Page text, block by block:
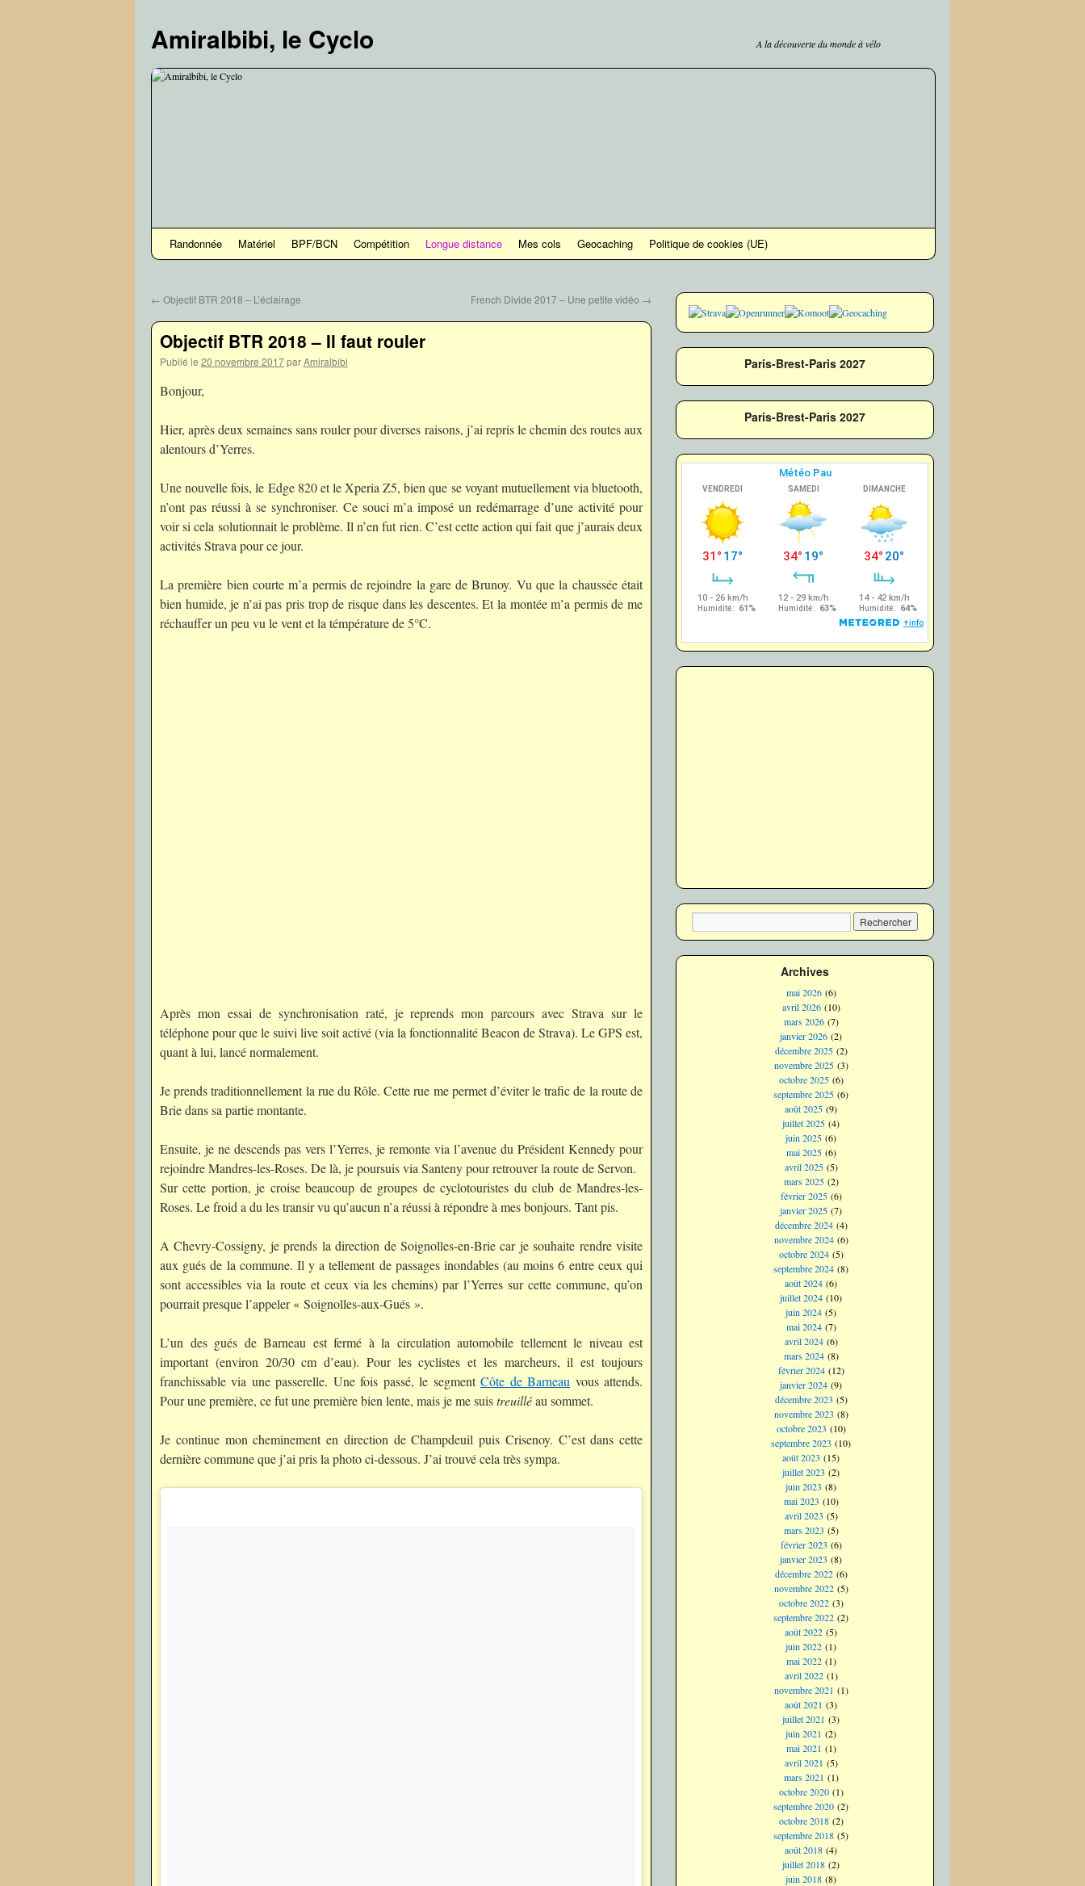
contenu
Amiralbibi, le Cyclo A la découverte du monde à vélo
Randonnée Matériel BPF/BCN Compétition Longue distance Mes cols Geocaching Politique de cookies (UE)
← Objectif BTR 2018 – L’éclairage French Divide 2017 – Une petite vidéo →
Objectif BTR 2018 – Il faut rouler
Publié le 20 novembre 2017parAmiralbibi
Bonjour,
Hier, après deux semaines sans rouler pour diverses raisons, j’ai repris le chemin des routes aux
alentours d’Yerres.
Une nouvelle fois, le Edge 820 et le Xperia Z5, bien que se voyant mutuellement via bluetooth,
n’ont pas réussi à se synchroniser. Ce souci m’a imposé un redémarrage d’une activité pour
voir si cela solutionnait le problème. Il n’en fut rien. C’est cette action qui fait que j’aurais deux
activités Strava pour ce jour.
La première bien courte m’a permis de rejoindre la gare de Brunoy. Vu que la chaussée était
bien humide, je n’ai pas pris trop de risque dans les descentes. Et la montée m’a permis de me
réchauffer un peu vu le vent et la témpérature de 5°C.
Après mon essai de synchronisation raté, je reprends mon parcours avec Strava sur le
téléphone pour que le suivi live soit activé (via la fonctionnalité Beacon de Strava). Le GPS est,
quant à lui, lancé normalement.
Je prends traditionnellement la rue du Rôle. Cette rue me permet d’éviter le trafic de la route de
Brie dans sa partie montante.
Ensuite, je ne descends pas vers l’Yerres, je remonte via l’avenue du Président Kennedy pour
rejoindre Mandres-les-Roses. De là, je poursuis via Santeny pour retrouver la route de Servon.
Sur cette portion, je croise beaucoup de groupes de cyclotouristes du club de Mandres-les-
Roses. Le froid a du les transir vu qu’aucun n’a réussi à répondre à mes bonjours. Tant pis.
A Chevry-Cossigny, je prends la direction de Soignolles-en-Brie car je souhaite rendre visite
aux gués de la commune. Il y a tellement de passages inondables (au moins 6 entre ceux qui
sont accessibles via la route et ceux via les chemins) par l’Yerres sur cette commune, qu’on
pourrait presque l’appeler « Soignolles-aux-Gués ».
L’un des gués de Barneau est fermé à la circulation automobile tellement le niveau est
important (environ 20/30 cm d’eau). Pour les cyclistes et les marcheurs, il est toujours
franchissable via une passerelle. Une fois passé, le segmentCôte de Barneau vous attends.
Pour une première, ce fut une première bien lente, mais je me suistreuilléau sommet.
Je continue mon cheminement en direction de Champdeuil puis Crisenoy. C’est dans cette
dernière commune que j’ai pris la photo ci-dessous. J’ai trouvé cela très sympa.
Paris-Brest-Paris 2027
Paris-Brest-Paris 2027
Archives
mai 2026(6)
avril 2026(10)
mars 2026(7)
janvier 2026 (2)
décembre 2025(2)
novembre 2025(3)
octobre 2025(6)
septembre 2025 (6)
août 2025 (9)
juillet 2025 (4)
juin 2025 (6)
mai 2025(6)
avril 2025(5)
mars 2025(2)
février 2025(6)
janvier 2025 (7)
décembre 2024(4)
novembre 2024(6)
octobre 2024(5)
septembre 2024 (8)
août 2024 (6)
juillet 2024 (10)
juin 2024 (5)
mai 2024(7)
avril 2024(6)
mars 2024(8)
février 2024(12)
janvier 2024 (9)
décembre 2023 (5)
novembre 2023 (8)
octobre 2023 (10)
septembre 2023 (10)
août 2023 (15)
juillet 2023 (2)
juin 2023 (8)
mai 2023 (10)
avril 2023 (5)
mars 2023 (5)
février 2023 (6)
janvier 2023 (8)
décembre 2022(6)
novembre 2022(5)
octobre 2022(3)
septembre 2022 (2)
août 2022 (5)
juin 2022 (1)
mai 2022(1)
avril 2022(1)
novembre 2021 (1)
août 2021 (3)
juillet 2021 (3)
juin 2021 (2)
mai 2021 (1)
avril 2021 (5)
mars 2021 (1)
octobre 2020(1)
septembre 2020 (2)
octobre 2018(2)
septembre 2018 (5)
août 2018 (4)
juillet 2018 (2)
juin 2018 (8)